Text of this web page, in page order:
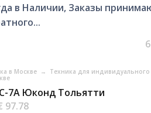
в Наличии, Заказы
в Москве → Техника для
7А Юконд Тольятти
97.78